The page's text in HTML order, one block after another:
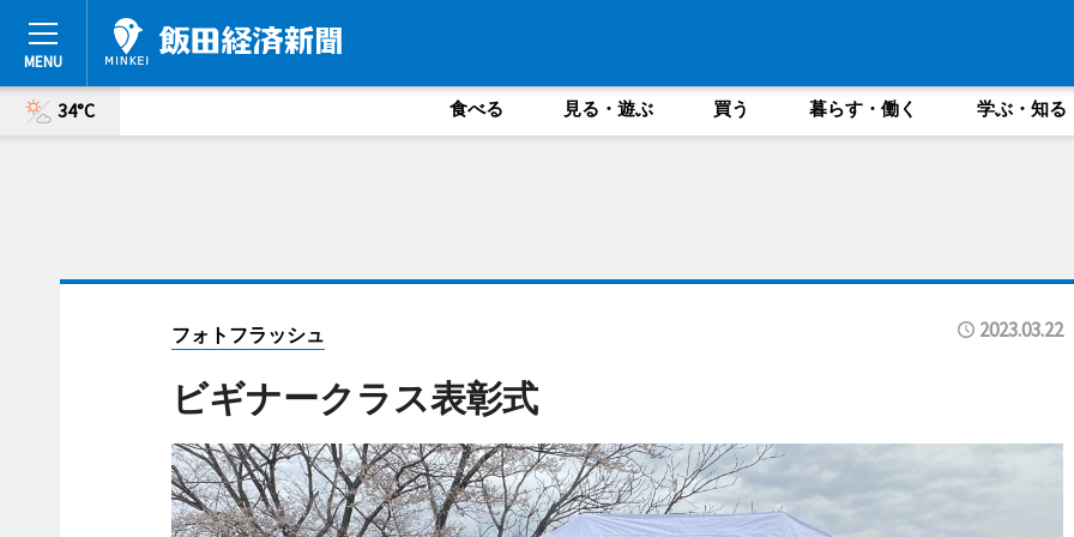
34°C 食べる 見る・遊ぶ 買う 暮らす・働く 学ぶ・知る
フォトフラッシュ 2023.03.22
ビギナークラス表彰式